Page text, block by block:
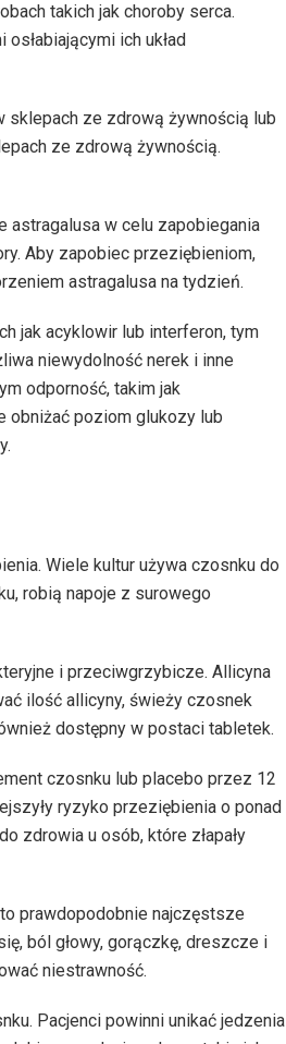
takich jak choroby serca.
ich układ
sklepach ze zdrową żywnością lub
ze zdrową żywnością.
astragalusa w celu zapobiegania
Aby zapobiec przeziębieniom,
astragalusa na tydzień.
jak acyklowir lub interferon, tym
niewydolność nerek i inne
odporność, takim jak
obniżać poziom glukozy lub
Wiele kultur używa czosnku do
robią napoje z surowego
i przeciwgrzybicze. Allicyna
ilość allicyny, świeży czosnek
dostępny w postaci tabletek.
czosnku lub placebo przez 12
ryzyko przeziębienia o ponad
zdrowia u osób, które złapały
prawdopodobnie najczęstsze
ból głowy, gorączkę, dreszcze i
niestrawność.
Pacjenci powinni unikać jedzenia